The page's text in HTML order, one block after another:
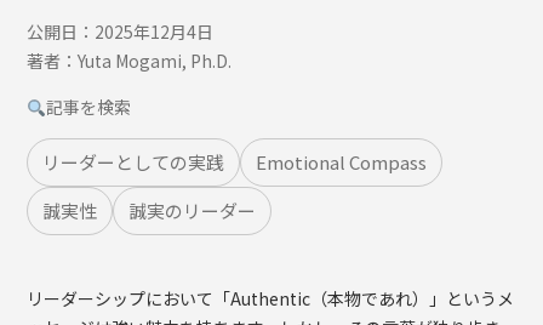
公開日：2025年12月4日
著者：Yuta Mogami, Ph.D.
記事を検索
リーダーとしての実践
Emotional Compass
誠実性
誠実のリーダー
リーダーシップにおいて「Authentic（本物であれ）」というメ